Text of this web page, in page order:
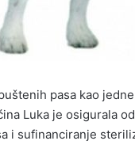
pasa kao
Luka je osigurala
i sufinanciranje